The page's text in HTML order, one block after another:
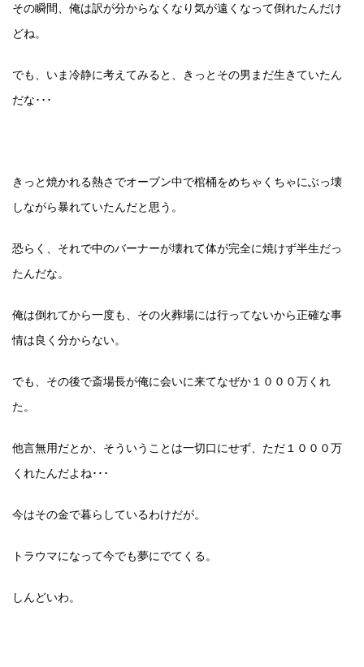
その瞬間、俺は訳が分からなくなり気が遠くなって倒れたんだけ
どね。
でも、いま冷静に考えてみると、きっとその男まだ生きていたん
だな･･･
きっと焼かれる熱さでオーブン中で棺桶をめちゃくちゃにぶっ壊
しながら暴れていたんだと思う。
恐らく、それで中のバーナーが壊れて体が完全に焼けず半生だっ
たんだな。
俺は倒れてから一度も、その火葬場には行ってないから正確な事
情は良く分からない。
でも、その後で斎場長が俺に会いに来てなぜか１０００万くれ
た。
他言無用だとか、そういうことは一切口にせず、ただ１０００万
くれたんだよね･･･
今はその金で暮らしているわけだが。
トラウマになって今でも夢にでてくる。
しんどいわ。